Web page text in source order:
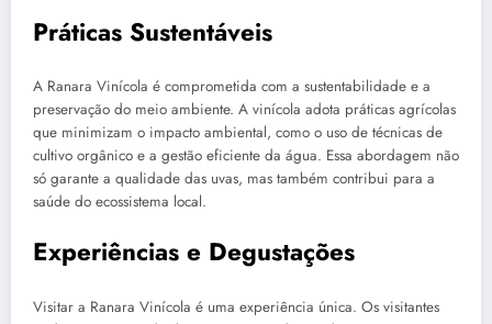
Práticas Sustentáveis
A Ranara Vinícola é comprometida com a sustentabilidade e a
preservação do meio ambiente. A vinícola adota práticas agrícolas
que minimizam o impacto ambiental, como o uso de técnicas de
cultivo orgânico e a gestão eficiente da água. Essa abordagem não
só garante a qualidade das uvas, mas também contribui para a
saúde do ecossistema local.
Experiências e Degustações
Visitar a Ranara Vinícola é uma experiência única. Os visitantes